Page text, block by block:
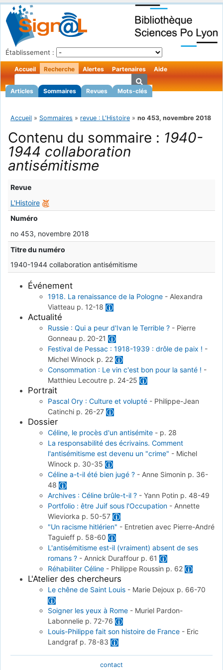
Établissement :
Accueil Recherche
Articles Sommaires Revues Mots-clés
Alertes Partenaires Aide
Accueil » Sommaires » revue : L'Histoire » no 453, novembre 2018
Contenu du sommaire : 1940-
1944 collaboration
antisémitisme
Revue
L'Histoire
Numéro
no 453, novembre 2018
Titre du numéro
1940-1944 collaboration antisémitisme
Événement
1918. La renaissance de la Pologne - Alexandra
Viatteau p. 12-18
Actualité
Russie : Qui a peur d'Ivan le Terrible ? - Pierre
Gonneau p. 20-21
Festival de Pessac : 1918-1939 : drôle de paix ! -
Michel Winock p. 22
Consommation : Le vin c'est bon pour la santé ! -
Matthieu Lecoutre p. 24-25
Portrait
Pascal Ory : Culture et volupté - Philippe-Jean
Catinchi p. 26-27
Dossier
Céline, le procès d'un antisémite - p. 28
La responsabilité des écrivains. Comment
l'antisémitisme est devenu un "crime" - Michel
Winock p. 30-35
Céline a-t-il été bien jugé ? - Anne Simonin p. 36-
48
Archives : Céline brûle-t-il ? - Yann Potin p. 48-49
Portfolio : être Juif sous l'Occupation - Annette
Wieviorka p. 50-57
"Un racisme hitlérien" - Entretien avec Pierre-André
Taguieff p. 58-60
L'antisémitisme est-il (vraiment) absent de ses
romans ? - Annick Duraffour p. 61
Réhabiliter Céline - Philippe Roussin p. 62
L'Atelier des chercheurs
Le chêne de Saint Louis - Marie Dejoux p. 66-70
Soigner les yeux à Rome - Muriel Pardon-
Labonnelie p. 72-76
Louis-Philippe fait son histoire de France - Eric
Landgraf p. 78-83
contact